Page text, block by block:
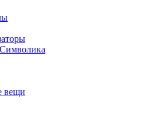
вещи